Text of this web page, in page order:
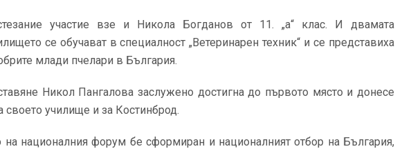
участие взе и Никола Богданов от 11. „а“ клас. И двамата
се обучават в специалност „Ветеринарен техник“ и се представиха
млади пчелари в България.
Никол Пангалова заслужено достигна до първото място и донесе
своето училище и за Костинброд.
националния форум бе сформиран и националният отбор на България,